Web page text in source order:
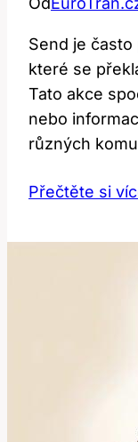
Send je
které se
Tato akce
nebo
různých
Přečtěte si